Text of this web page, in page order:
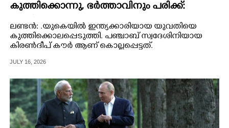
കുത്തിക്കൊന്നു, ഭർത്താവിനും പരിക്ക്:
വംശീയ കൊലയെന്ന് ബന്ധുക്കൾ
ലണ്ടൻ: .യുകെയിൽ ഇന്ത്യക്കാരിയായ യുവതിയെ
കുത്തിക്കൊലപ്പെടുത്തി. പഞ്ചാബ് സ്വദേശിനിയായ
കിരൺദീപ് കൗർ ആണ് കൊല്ലപ്പെട്ടത്.
JULY 16, 2026